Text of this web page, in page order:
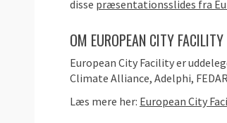
disse præsentationsslides fra
OM EUROPEAN CITY FACILITY
European City Facility er
Climate Alliance, Adelphi,
Læs mere her: European City